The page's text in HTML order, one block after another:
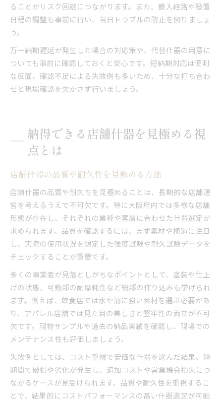
ることがリスク回避につながります。また、搬入経路や設置
日程の調整も事前に行い、当日トラブルの防止を図りましょ
う。
万一納期遅延が発生した場合の対応策や、代替什器の用意に
ついても事前に確認しておくと安心です。短納期対応は便利
な反面、確認不足による失敗例も多いため、十分な打ち合わ
せと現場確認を欠かさず行いましょう。
納得できる店舗什器を見極める視
点とは
店舗什器の品質や耐久性を見極める方法
店舗什器の品質や耐久性を見極めることは、長期的な店舗運
営を考えるうえで不可欠です。特に大阪府内では多様な店舗
形態が存在し、それぞれの業種や客層に合わせた什器選定が
求められます。品質を確認するには、まず素材や構造に注目
し、実際の使用状況を想定した強度試験や耐久試験データを
チェックすることが重要です。
多くの事業者が見落としがちなポイントとして、塗装や仕上
げの状態、可動部の耐摩耗性など細部の作り込みも挙げられ
ます。例えば、飲食店では水や油に強い素材を選ぶ必要があ
り、アパレル店舗では見た目の美しさと堅牢性の両立が不可
欠です。現物サンプルや過去の納品実績を確認し、現場での
メンテナンス性も評価しましょう。
失敗例としては、コスト重視で安価な什器を選んだ結果、短
期間で破損や劣化が発生し、追加コストや営業機会損失につ
ながるケースが見受けられます。品質や耐久性を重視するこ
とで、結果的にコストパフォーマンスの高い什器選定が可能